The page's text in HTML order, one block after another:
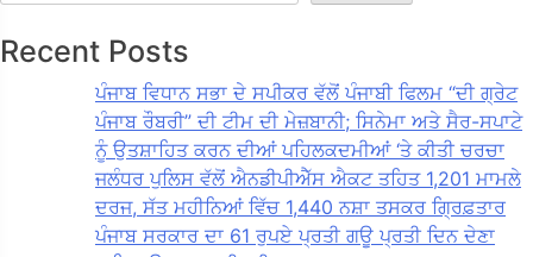
Recent Posts
ਪੰਜਾਬ ਵਿਧਾਨ ਸਭਾ ਦੇ ਸਪੀਕਰ ਵੱਲੋਂ ਪੰਜਾਬੀ ਫਿਲਮ “ਦੀ ਗ੍ਰੇਟ
ਪੰਜਾਬ ਰੌਬਰੀ” ਦੀ ਟੀਮ ਦੀ ਮੇਜ਼ਬਾਨੀ; ਸਿਨੇਮਾ ਅਤੇ ਸੈਰ-ਸਪਾਟੇ
ਨੂੰ ਉਤਸ਼ਾਹਿਤ ਕਰਨ ਦੀਆਂ ਪਹਿਲਕਦਮੀਆਂ ‘ਤੇ ਕੀਤੀ ਚਰਚਾ
ਜਲੰਧਰ ਪੁਲਿਸ ਵੱਲੋਂ ਐਨਡੀਪੀਐੱਸ ਐਕਟ ਤਹਿਤ 1,201 ਮਾਮਲੇ
ਦਰਜ, ਸੱਤ ਮਹੀਨਿਆਂ ਵਿੱਚ 1,440 ਨਸ਼ਾ ਤਸਕਰ ਗ੍ਰਿਫ਼ਤਾਰ
ਪੰਜਾਬ ਸਰਕਾਰ ਦਾ 61 ਰੁਪਏ ਪ੍ਰਤੀ ਗਊ ਪ੍ਰਤੀ ਦਿਨ ਦੇਣਾ